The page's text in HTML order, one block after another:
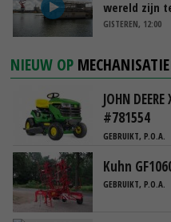
wereld zijn
GISTEREN, 12:00
NIEUW OP MECHANISATIE
JOHN
#781554
GEBRUIKT, P.O.A.
Kuhn
GEBRUIKT, P.O.A.